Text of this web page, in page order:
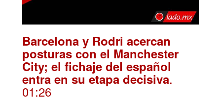
Barcelona y Rodri acercan
posturas con el Manchester
City; el fichaje del español
entra en su etapa decisiva.
01:26